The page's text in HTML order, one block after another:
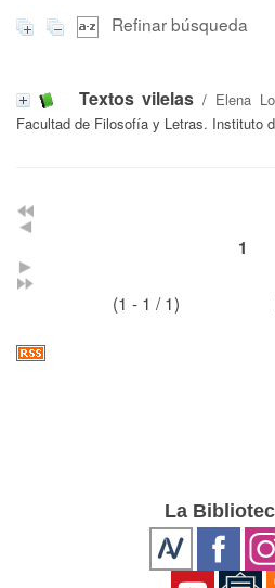
Refinar búsqueda
Textos vilelas / Elena
Facultad de Filosofía y Letras. Instituto
1
(1 - 1 / 1)
La